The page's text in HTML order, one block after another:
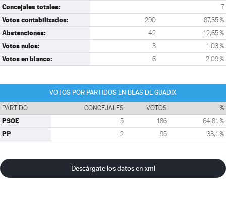
Concejales totales: 7
Votos contabilizados: 290 87,35 %
Abstenciones: 42 12,65 %
Votos nulos: 3 1,03 %
Votos en blanco: 6 2,09 %
VOTOS POR PARTIDOS EN BEAS DE GUADIX
PARTIDO CONCEJALES VOTOS %
PSOE 5 186 64,81 %
PP 2 95 33,1 %
Descárgate los datos en xml